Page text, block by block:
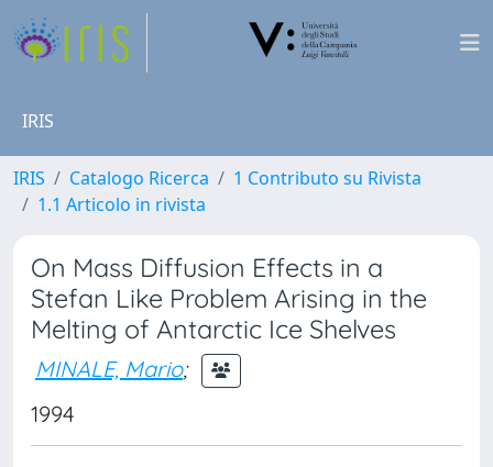
IRIS
IRIS Catalogo Ricerca
1 Contributo su Rivista
1.1 Articolo in rivista
On Mass Diffusion Effects in a
Stefan Like Problem Arising in the
Melting of Antarctic Ice Shelves
MINALE, Mario;
1994